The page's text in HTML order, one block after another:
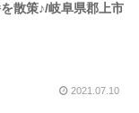
散策♪/岐阜県郡上市
2021.07.10